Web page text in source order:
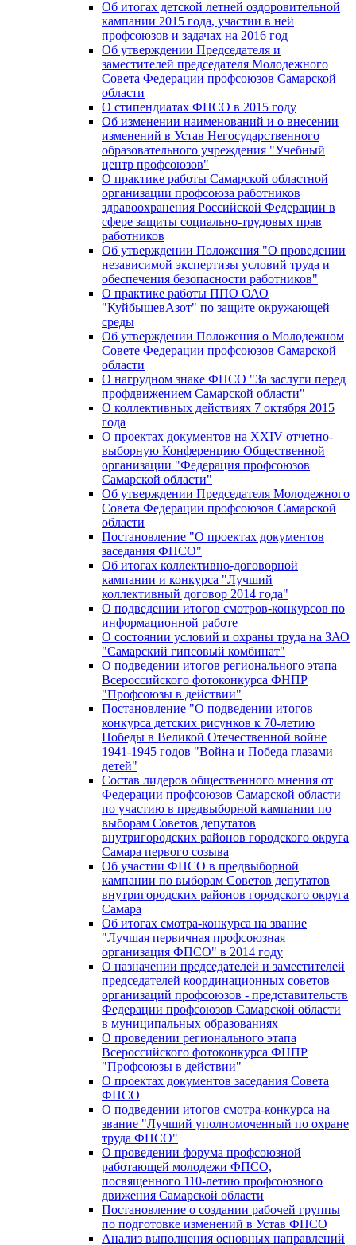
Об итогах детской летней оздоровительной
кампании 2015 года, участии в ней
профсоюзов и задачах на 2016 год
Об утверждении Председателя и
заместителей председателя Молодежного
Совета Федерации профсоюзов Самарской
области
О стипендиатах ФПСО в 2015 году
Об изменении наименований и о внесении
изменений в Устав Негосударственного
образовательного учреждения "Учебный
центр профсоюзов"
О практике работы Самарской областной
организации профсоюза работников
здравоохранения Российской Федерации в
сфере защиты социально-трудовых прав
работников
Об утверждении Положения "О проведении
независимой экспертизы условий труда и
обеспечения безопасности работников"
О практике работы ППО ОАО
"КуйбышевАзот" по защите окружающей
среды
Об утверждении Положения о Молодежном
Совете Федерации профсоюзов Самарской
области
О нагрудном знаке ФПСО "За заслуги перед
профдвижением Самарской области"
О коллективных действиях 7 октября 2015
года
О проектах документов на XXIV отчетно-
выборную Конференцию Общественной
организации "Федерация профсоюзов
Самарской области"
Об утверждении Председателя Молодежного
Совета Федерации профсоюзов Самарской
области
Постановление "О проектах документов
заседания ФПСО"
Об итогах коллективно-договорной
кампании и конкурса "Лучший
коллективный договор 2014 года"
О подведении итогов смотров-конкурсов по
информационной работе
О состоянии условий и охраны труда на ЗАО
"Самарский гипсовый комбинат"
О подведении итогов регионального этапа
Всероссийского фотоконкурса ФНПР
"Профсоюзы в действии"
Постановление "О подведении итогов
конкурса детских рисунков к 70-летию
Победы в Великой Отечественной войне
1941-1945 годов "Война и Победа глазами
детей"
Состав лидеров общественного мнения от
Федерации профсоюзов Самарской области
по участию в предвыборной кампании по
выборам Советов депутатов
внутригородских районов городского округа
Самара первого созыва
Об участии ФПСО в предвыборной
кампании по выборам Советов депутатов
внутригородских районов городского округа
Самара
Об итогах смотра-конкурса на звание
"Лучшая первичная профсоюзная
организация ФПСО" в 2014 году
О назначении председателей и заместителей
председателей координационных советов
организаций профсоюзов - представительств
Федерации профсоюзов Самарской области
в муниципальных образованиях
О проведении регионального этапа
Всероссийского фотоконкурса ФНПР
"Профсоюзы в действии"
О проектах документов заседания Совета
ФПСО
О подведении итогов смотра-конкурса на
звание "Лучший уполномоченный по охране
труда ФПСО"
О проведении форума профсоюзной
работающей молодежи ФПСО,
посвященного 110-летию профсоюзного
движения Самарской области
Постановление о создании рабочей группы
по подготовке изменений в Устав ФПСО
Анализ выполнения основных направлений